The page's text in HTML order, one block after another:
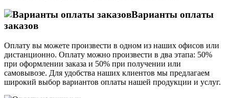
Варианты оплаты
заказов
Оплату вы можете произвести в одном из наших офисов или
дистанционно. Оплату можно произвести в два этапа: 50%
при оформлении заказа и 50% при получении или
самовывозе. Для удобства наших клиентов мы предлагаем
широкий выбор вариантов оплаты нашей продукции и услуг.